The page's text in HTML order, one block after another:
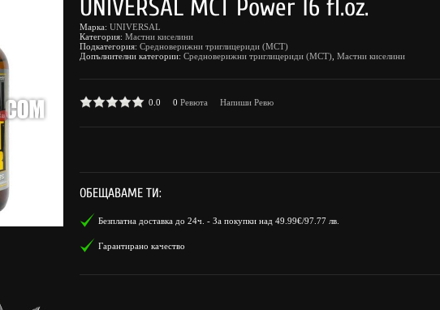
UNIVERSAL MCT Power 16 fl.oz.
Марка: UNIVERSAL
Категория: Мастни киселини
Подкатегория: Средноверижни триглицериди (MCT)
Допълнителни категории: Средноверижни триглицериди (MCT) Мастни киселини
0.0 0 Ревюта Напиши Ревю
ОБЕЩАВАМЕ ТИ:
Безплатна доставка до 24ч. - За покупки над 49.99€/97.77 лв.
Гарантирано качество